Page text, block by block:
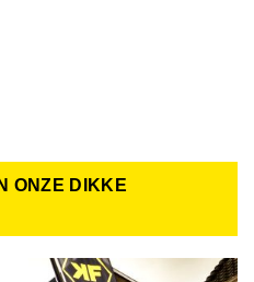
ONZE DIKKE